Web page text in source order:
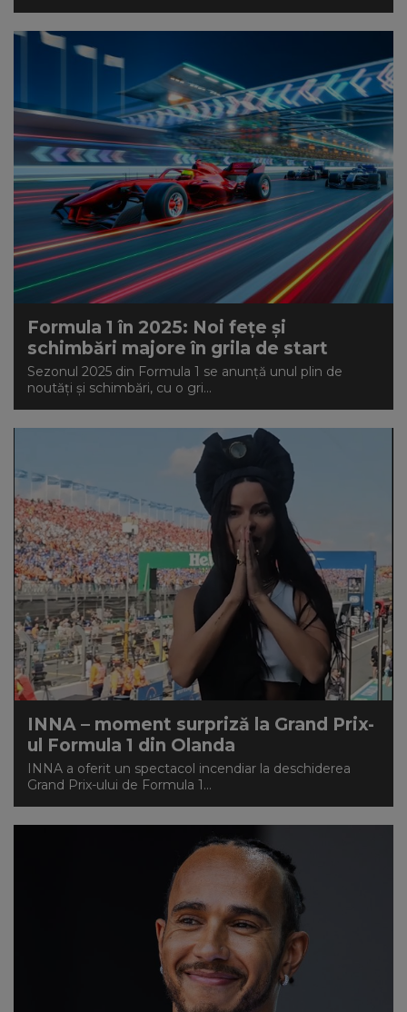
Formula 1 în 2025: Noi fețe și
schimbări majore în grila de start
Sezonul 2025 din Formula 1 se anunță unul plin de
noutăți și schimbări, cu o gri...
INNA – moment surpriză la Grand Prix-
ul Formula 1 din Olanda
INNA a oferit un spectacol incendiar la deschiderea
Grand Prix-ului de Formula 1...